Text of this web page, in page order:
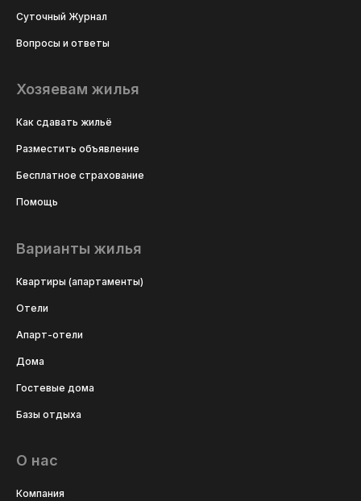
Суточный Журнал
Вопросы и ответы
Хозяевам жилья
Как сдавать жильё
Разместить объявление
Бесплатное страхование
Помощь
Варианты жилья
Квартиры (апартаменты)
Отели
Апарт-отели
Дома
Гостевые дома
Базы отдыха
О нас
Компания